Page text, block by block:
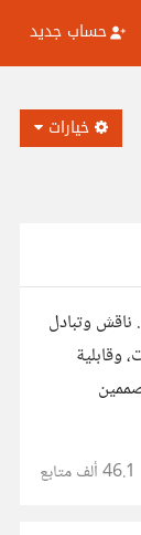
حساب جديد
خيارات
ناقش وتبادل
وقابلية
46.1 ألف متابع